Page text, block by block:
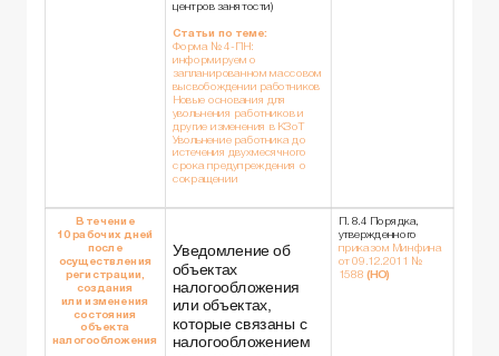
центров занятости)
Статьи по теме:
Форма № 4-ПН:
информируем о
запланированном массовом
высвобождении работников
Новые основания для
увольнения работников и
другие изменения в КЗоТ
Увольнение работника до
истечения двухмесячного
срока предупреждения о
сокращении
В течение
10 рабочих дней
после
осуществления
регистрации,
создания
или изменения
состояния
объекта
налогообложения
Уведомление об
объектах
налогообложения
или объектах,
которые связаны с
налогообложением
П. 8.4 Порядка,
утвержденного
приказом Минфина
от 09.12.2011 №
1588 (НО)